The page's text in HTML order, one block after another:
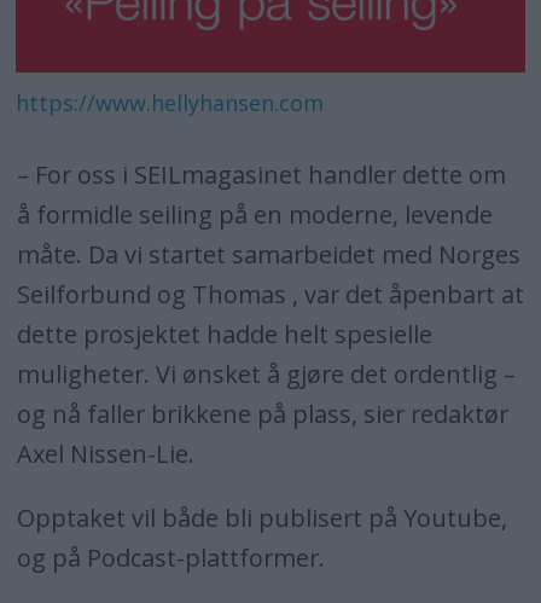
https://www.hellyhansen.com
– For oss i SEILmagasinet handler dette om
å formidle seiling på en moderne, levende
måte. Da vi startet samarbeidet med Norges
Seilforbund og Thomas , var det åpenbart at
dette prosjektet hadde helt spesielle
muligheter. Vi ønsket å gjøre det ordentlig –
og nå faller brikkene på plass, sier redaktør
Axel Nissen-Lie.
Opptaket vil både bli publisert på Youtube,
og på Podcast-plattformer.